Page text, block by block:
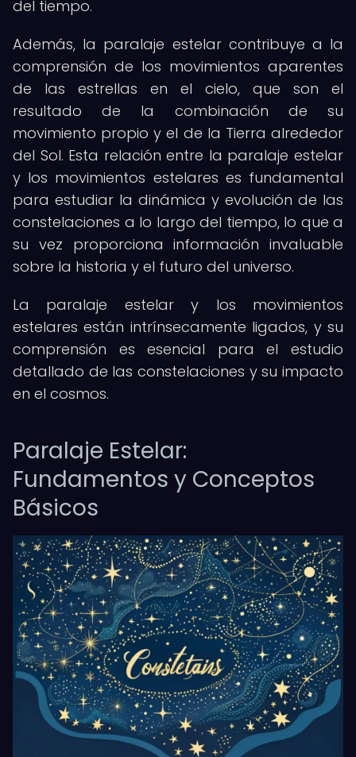
del tiempo.
Además, la paralaje estelar contribuye a la
comprensión de los movimientos aparentes
de las estrellas en el cielo, que son el
resultado de la combinación de su
movimiento propio y el de la Tierra alrededor
del Sol. Esta relación entre la paralaje estelar
y los movimientos estelares es fundamental
para estudiar la dinámica y evolución de las
constelaciones a lo largo del tiempo, lo que a
su vez proporciona información invaluable
sobre la historia y el futuro del universo.
La paralaje estelar y los movimientos
estelares están intrínsecamente ligados, y su
comprensión es esencial para el estudio
detallado de las constelaciones y su impacto
en el cosmos.
Paralaje Estelar:
Fundamentos y Conceptos
Básicos